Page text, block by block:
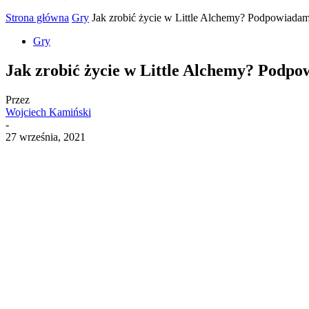
Strona główna Gry Jak zrobić życie w Little Alchemy?
Gry
Jak zrobić życie w Little Alchemy?
Przez
Wojciech Kamiński
-
27 września, 2021